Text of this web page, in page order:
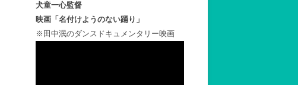
犬童一心監督
映画「名付けようのない踊り」
※田中泯のダンスドキュメンタリー映画